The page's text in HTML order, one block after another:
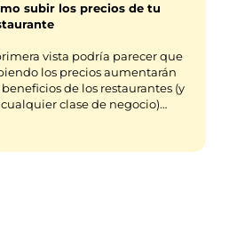
subir los precios de tu
vista podría parecer que
los precios aumentarán
beneficios de los restaurantes (y
clase de negocio)…